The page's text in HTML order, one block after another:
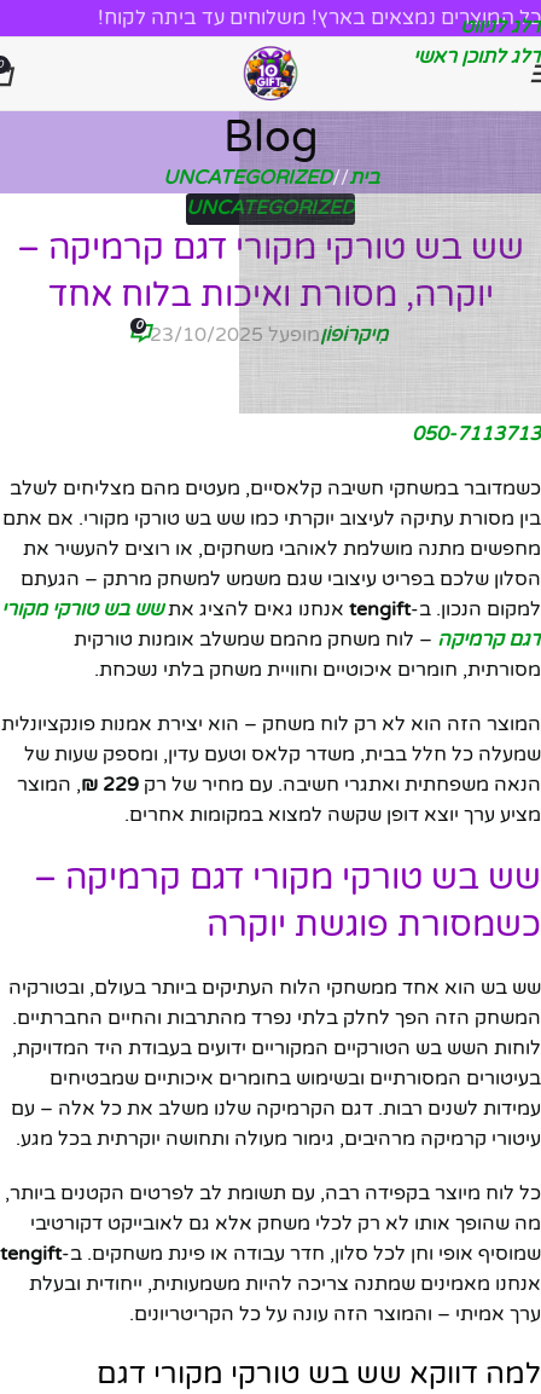
דלג לניווט
דלג לתוכן ראשי
כל המוצרים נמצאים בארץ! משלוחים עד ביתה לקוח!
Blog
בית/
UNCATEGORIZED
UNCATEGORIZED
שש בש טורקי מקורי דגם קרמיקה –
יוקרה, מסורת ואיכות בלוח אחד
מִיקרוֹפוֹןמופעל 23/10/2025 0
050-7113713
כשמדובר במשחקי חשיבה קלאסיים, מעטים מהם מצליחים לשלב
בין מסורת עתיקה לעיצוב יוקרתי כמו שש בש טורקי מקורי. אם אתם
מחפשים מתנה מושלמת לאוהבי משחקים, או רוצים להעשיר את
הסלון שלכם בפריט עיצובי שגם משמש למשחק מרתק – הגעתם
למקום הנכון. ב-tengift אנחנו גאים להציג אתשש בש טורקי מקורי
דגם קרמיקה – לוח משחק מהמם שמשלב אומנות טורקית
מסורתית, חומרים איכוטיים וחוויית משחק בלתי נשכחת.
המוצר הזה הוא לא רק לוח משחק – הוא יצירת אמנות פונקציונלית
שמעלה כל חלל בבית, משדר קלאס וטעם עדין, ומספק שעות של
הנאה משפחתית ואתגרי חשיבה. עם מחיר של רק 229 ₪
, המוצר
מציע ערך יוצא דופן שקשה למצוא במקומות אחרים.
שש בש טורקי מקורי דגם קרמיקה –
כשמסורת פוגשת יוקרה
שש בש הוא אחד ממשחקי הלוח העתיקים ביותר בעולם, ובטורקיה
המשחק הזה הפך לחלק בלתי נפרד מהתרבות והחיים החברתיים.
לוחות השש בש הטורקיים המקוריים ידועים בעבודת היד המדויקת,
בעיטורים המסורתיים ובשימוש בחומרים איכותיים שמבטיחים
עמידות לשנים רבות. דגם הקרמיקה שלנו משלב את כל אלה – עם
עיטורי קרמיקה מרהיבים, גימור מעולה ותחושה יוקרתית בכל מגע.
כל לוח מיוצר בקפידה רבה, עם תשומת לב לפרטים הקטנים ביותר,
מה שהופך אותו לא רק לכלי משחק אלא גם לאובייקט דקורטיבי
שמוסיף אופי וחן לכל סלון, חדר עבודה או פינת משחקים. ב-tengift
אנחנו מאמינים שמתנה צריכה להיות משמעותית, ייחודית ובעלת
ערך אמיתי – והמוצר הזה עונה על כל הקריטריונים.
למה דווקא שש בש טורקי מקורי דגם